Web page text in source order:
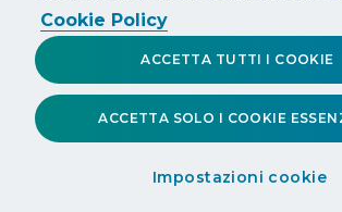
Cookie Policy
Impostazioni cookie
ACCETTA SOLO I COOKIE
ACCETTA TUTTI I COOKIE